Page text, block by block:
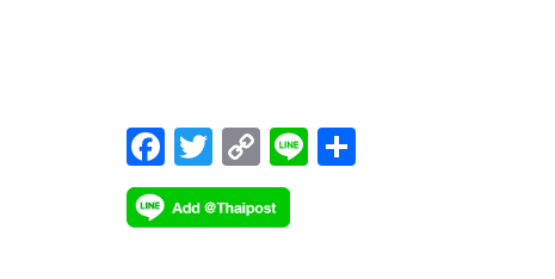
F
ac
e
T
wi
tt
C
o
p
Li